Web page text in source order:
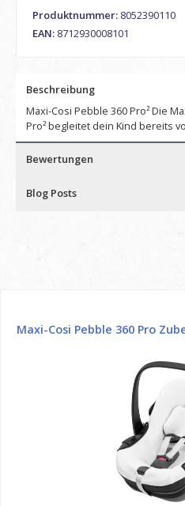
Produktnummer: 8052390110
EAN: 8712930008101
Beschreibung
Maxi-Cosi Pebble 360 Pro² Die
Pro² begleitet dein Kind bereits
Bewertungen
Blog Posts
Produktgalerie überspringen
Maxi-Cosi Pebble 360 Pro